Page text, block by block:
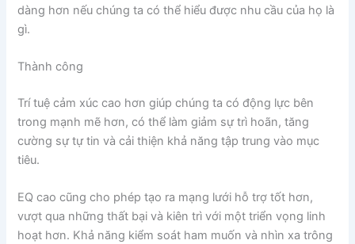
dàng hơn nếu chúng ta có thể hiểu được nhu cầu của họ là
gì.
Thành công
Trí tuệ cảm xúc cao hơn giúp chúng ta có động lực bên
trong mạnh mẽ hơn, có thể làm giảm sự trì hoãn, tăng
cường sự tự tin và cải thiện khả năng tập trung vào mục
tiêu.
EQ cao cũng cho phép tạo ra mạng lưới hỗ trợ tốt hơn,
vượt qua những thất bại và kiên trì với một triển vọng linh
hoạt hơn. Khả năng kiểm soát ham muốn và nhìn xa trông